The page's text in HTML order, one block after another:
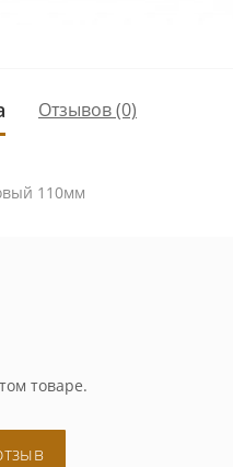
Отзывов (0)
110мм
товаре.